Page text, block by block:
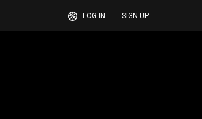
LOG IN SIGN UP